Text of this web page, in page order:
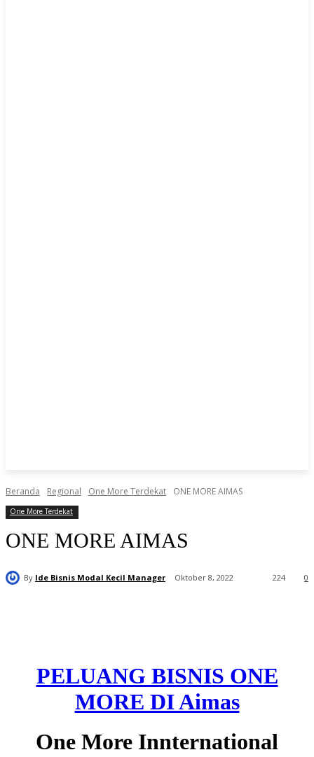
Beranda Regional One More Terdekat ONE MORE AIMAS
One More Terdekat
ONE MORE AIMAS
By Ide Bisnis Modal Kecil Manager Oktober 8, 2022 0
224
PELUANG BISNIS ONE
MORE DI Aimas
One More Innternational